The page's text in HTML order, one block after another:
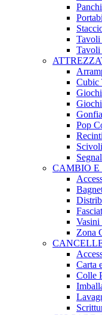
Tavoli
Tavoli
Cubic
Pop
CAMBIO E
Zona
Carta
Colle